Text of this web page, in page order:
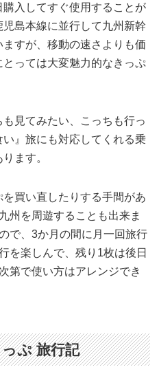
入してすぐ使用することが
島本線に並行して九州新幹
すが、移動の速さよりも価
っては大変魅力的なきっぷ
見てみたい、こっちも行っ
』旅にも対応してくれる乗
ます。
買い直したりする手間があ
州を周遊することも出来ま
で、3か月の間に月一回旅行
を楽しんで、残り1枚は後日
第で使い方はアレンジでき
ぷ 旅行記